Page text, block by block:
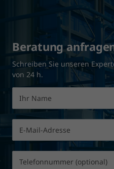
Beratung
Schreiben Sie unseren
von 24 h.